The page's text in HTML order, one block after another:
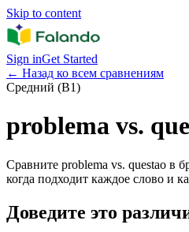
Skip to content
Sign inGet Started
← Назад ко всем сравнениям
Средний (B1)
problema vs.
Сравните problema vs. questao в
когда подходит каждое слово и
Доведите это